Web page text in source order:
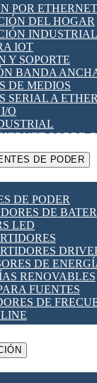
FRECUENCIA
-
VARIAS
REED
RELÉ
SÓLIDO SSR
DE POTENCIA
DE CABLE
POR
DEL HOGAR
INDUSTRIAL
IOT
Y SOPORTE
BANDA
DE MEDIOS
SERIAL A
O
SOBRE
IOT
WIFI
CELULAR
REDES
(CCTV)
DE PODER
DE PODER
DE
LED
DE
RENOVABLES
FUENTES
DE